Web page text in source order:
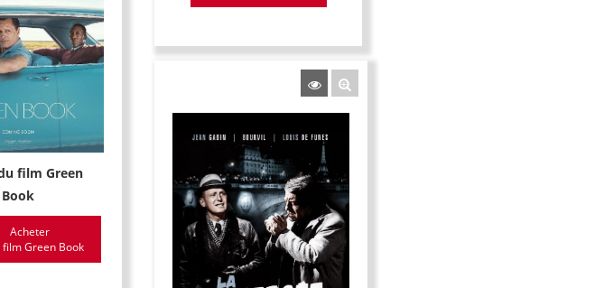
film Green
Book
Acheter
film Green Book